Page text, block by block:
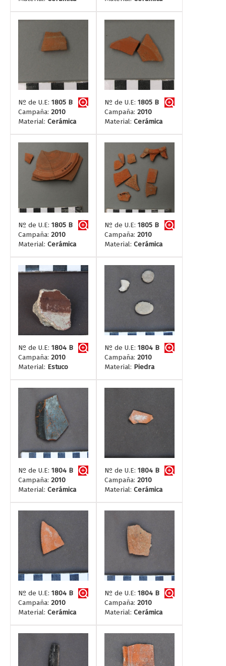
Nº de U.E: 1805 B
Campaña: 2010
Material: Cerámica
Nº de U.E: 1805 B
Campaña: 2010
Material: Cerámica
Nº de U.E: 1805 B
Campaña: 2010
Material: Cerámica
Nº de U.E: 1805 B
Campaña: 2010
Material: Cerámica
Nº de U.E: 1804 B
Campaña: 2010
Material: Estuco
Nº de U.E: 1804 B
Campaña: 2010
Material: Piedra
Nº de U.E: 1804 B
Campaña: 2010
Material: Cerámica
Nº de U.E: 1804 B
Campaña: 2010
Material: Cerámica
Nº de U.E: 1804 B
Campaña: 2010
Material: Cerámica
Nº de U.E: 1804 B
Campaña: 2010
Material: Cerámica